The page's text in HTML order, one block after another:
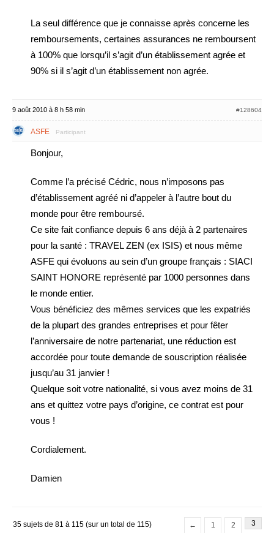
La seul différence que je connaisse après concerne les
remboursements, certaines assurances ne remboursent
à 100% que lorsqu’il s’agit d’un établissement agrée et
90% si il s’agit d’un établissement non agrée.
9 août 2010 à 8 h 58 min #128604
ASFE Participant
Bonjour,
Comme l’a précisé Cédric, nous n’imposons pas
d’établissement agréé ni d’appeler à l’autre bout du
monde pour être remboursé.
Ce site fait confiance depuis 6 ans déjà à 2 partenaires
pour la santé : TRAVEL ZEN (ex ISIS) et nous même
ASFE qui évoluons au sein d’un groupe français : SIACI
SAINT HONORE représenté par 1000 personnes dans
le monde entier.
Vous bénéficiez des mêmes services que les expatriés
de la plupart des grandes entreprises et pour fêter
l’anniversaire de notre partenariat, une réduction est
accordée pour toute demande de souscription réalisée
jusqu’au 31 janvier !
Quelque soit votre nationalité, si vous avez moins de 31
ans et quittez votre pays d’origine, ce contrat est pour
vous !
Cordialement.
Damien
35 sujets de 81 à 115 (sur un total de 115) ← 1 2 3